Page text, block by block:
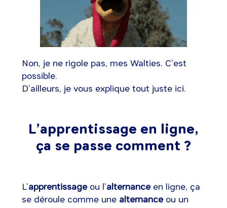
Non, je ne rigole pas, mes Walties. C’est
possible.
D’ailleurs, je vous explique tout juste ici.
L’apprentissage en ligne,
ça se passe comment ?
L’apprentissageou l’alternanceen ligne, ça
se déroule comme une alternanceou un